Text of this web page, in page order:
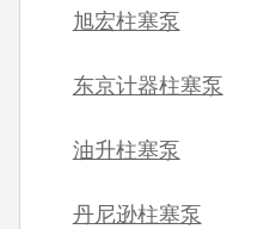
旭宏柱塞泵
东京计器柱塞泵
油升柱塞泵
丹尼逊柱塞泵